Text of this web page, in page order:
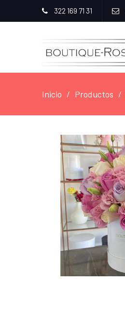
322 169 71 31
Inicio Productos